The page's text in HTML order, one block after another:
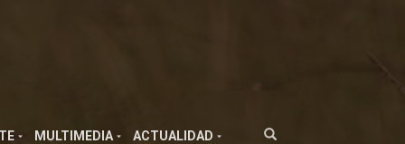
MULTIMEDIA ACTUALIDAD